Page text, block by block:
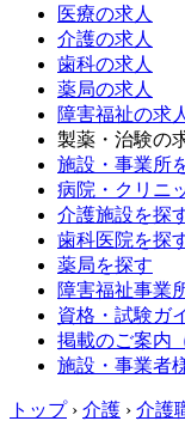
医療の求人
介護の求人
歯科の求人
薬局の求人
障害福祉の求人
製薬・治験の
施設・事業所
病院・クリニ
介護施設を探
歯科医院を探
薬局を探す
障害福祉事業
資格・試験ガ
掲載のご案内
施設・事業者
トップ › 介護 › 介護